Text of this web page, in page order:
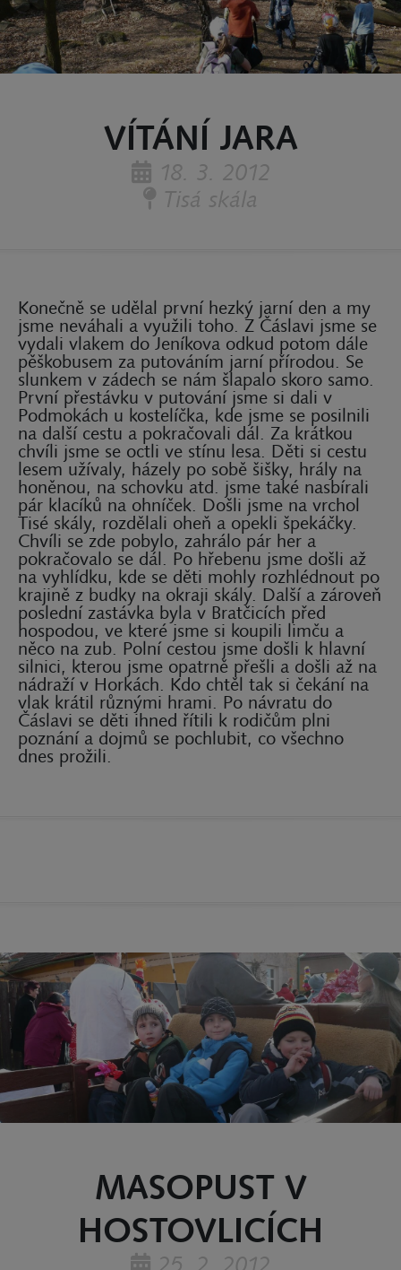
VÍTÁNÍ JARA
18. 3. 2012
Tisá skála
Konečně se udělal první hezký jarní den a my
jsme neváhali a využili toho. Z Čáslavi jsme se
vydali vlakem do Jeníkova odkud potom dále
pěškobusem za putováním jarní přírodou. Se
slunkem v zádech se nám šlapalo skoro samo.
První přestávku v putování jsme si dali v
Podmokách u kostelíčka, kde jsme se posilnili
na další cestu a pokračovali dál. Za krátkou
chvíli jsme se octli ve stínu lesa. Děti si cestu
lesem užívaly, házely po sobě šišky, hrály na
honěnou, na schovku atd. jsme také nasbírali
pár klacíků na ohníček. Došli jsme na vrchol
Tisé skály, rozdělali oheň a opekli špekáčky.
Chvíli se zde pobylo, zahrálo pár her a
pokračovalo se dál. Po hřebenu jsme došli až
na vyhlídku, kde se děti mohly rozhlédnout po
krajině z budky na okraji skály. Další a zároveň
poslední zastávka byla v Bratčicích před
hospodou, ve které jsme si koupili limču a
něco na zub. Polní cestou jsme došli k hlavní
silnici, kterou jsme opatrně přešli a došli až na
nádraží v Horkách. Kdo chtěl tak si čekání na
vlak krátil různými hrami. Po návratu do
Čáslavi se děti ihned řítili k rodičům plni
poznání a dojmů se pochlubit, co všechno
dnes prožili.
MASOPUST V
HOSTOVLICÍCH